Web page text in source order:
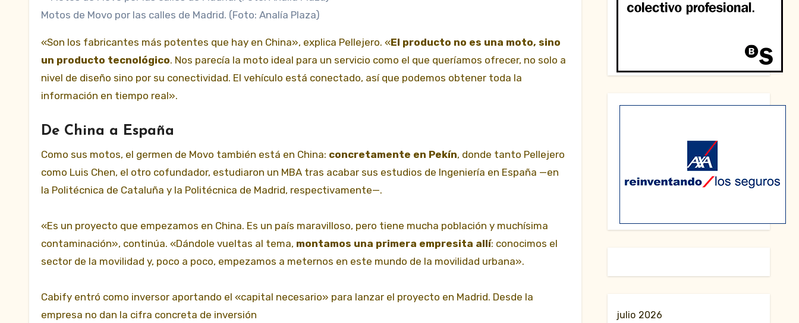
Motos de Movo por las calles de Madrid. (Foto: Analía Plaza)
«Son los fabricantes más potentes que hay en China», explica Pellejero. «El producto no es una moto, sino
un producto tecnológico. Nos parecía la moto ideal para un servicio como el que queríamos ofrecer, no solo a
nivel de diseño sino por su conectividad. El vehículo está conectado, así que podemos obtener toda la
información en tiempo real».
De China a España
Como sus motos, el germen de Movo también está en China: concretamente en Pekín, donde tanto Pellejero
como Luis Chen, el otro cofundador, estudiaron un MBA tras acabar sus estudios de Ingeniería en España —en
la Politécnica de Cataluña y la Politécnica de Madrid, respectivamente—.
«Es un proyecto que empezamos en China. Es un país maravilloso, pero tiene mucha población y muchísima
contaminación», continúa. «Dándole vueltas al tema, montamos una primera empresita allí: conocimos el
sector de la movilidad y, poco a poco, empezamos a meternos en este mundo de la movilidad urbana».
Cabify entró como inversor aportando el «capital necesario» para lanzar el proyecto en Madrid. Desde la
empresa no dan la cifra concreta de inversión
julio 2026